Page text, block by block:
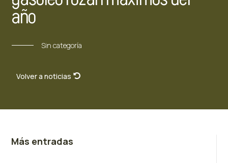
año
Sin categoría
Volver a noticias
Más entradas